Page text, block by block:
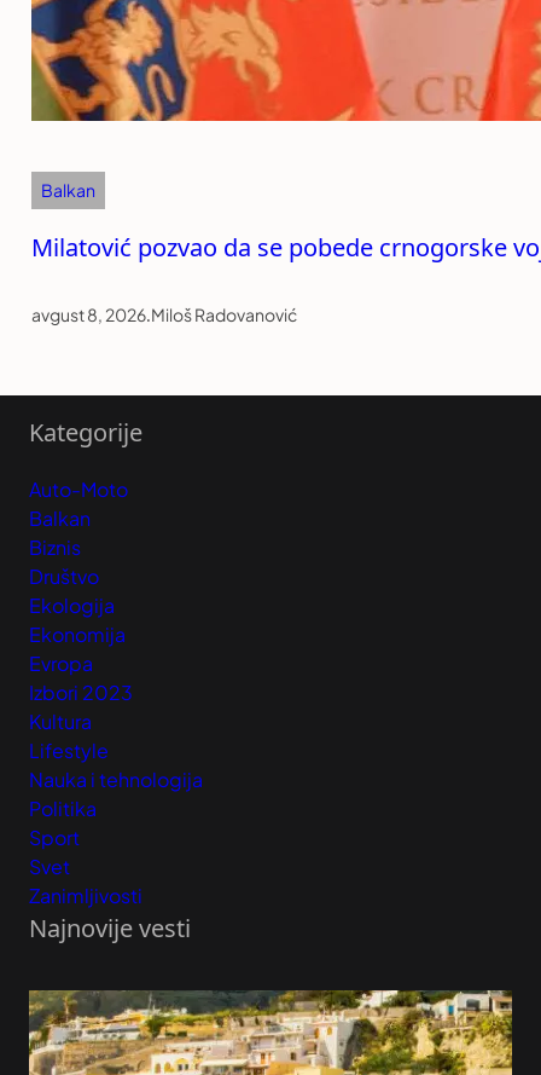
Balkan
Milatović pozvao da se pobede crnogorske
avgust 8, 2026.Miloš Radovanović
Kategorije
Auto-Moto
Balkan
Biznis
Društvo
Ekologija
Ekonomija
Evropa
Izbori 2023
Kultura
Lifestyle
Nauka i tehnologija
Politika
Sport
Svet
Zanimljivosti
Najnovije vesti